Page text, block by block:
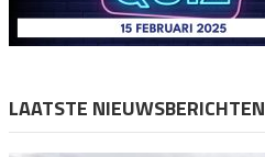
LAATSTE NIEUWSBERICHTEN